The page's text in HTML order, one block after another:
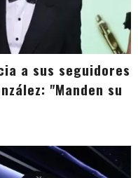
a sus seguidores
"Manden su